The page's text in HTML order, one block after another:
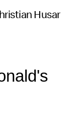
Husar